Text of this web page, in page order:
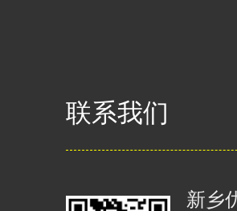
联系我们
新乡